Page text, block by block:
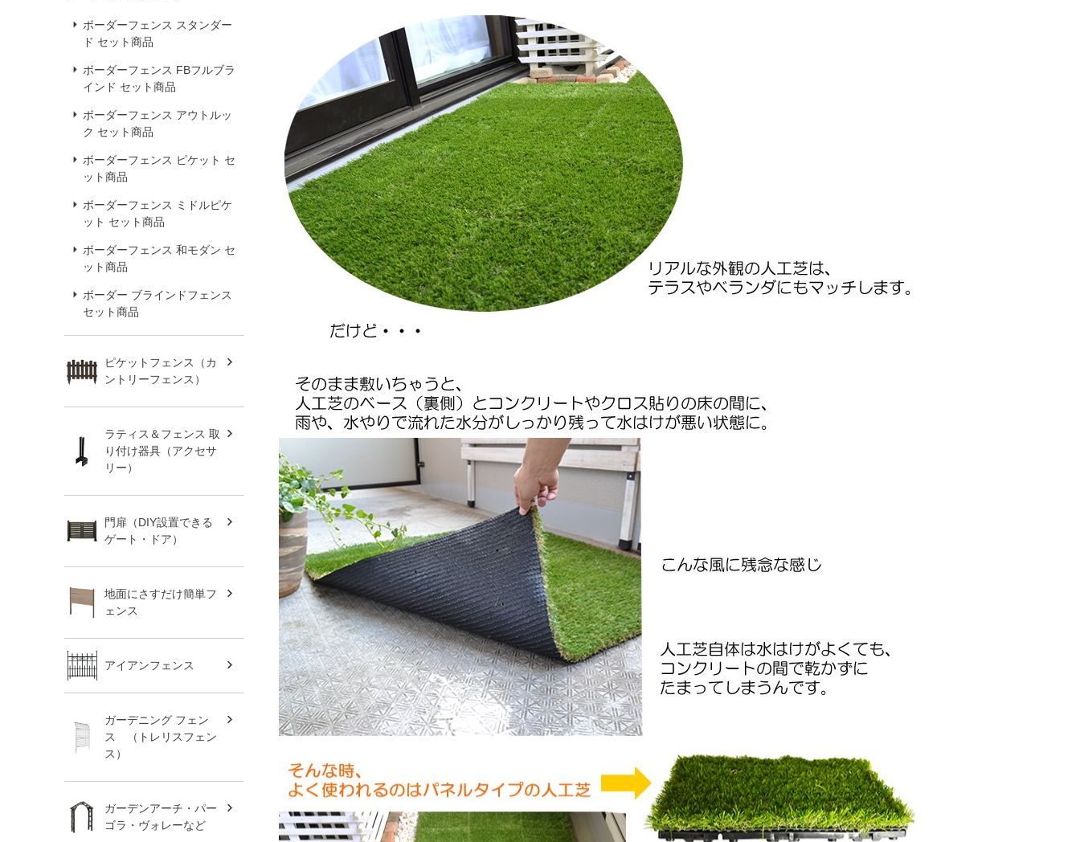
ボーダーフェンス スタンダー
ド セット商品
ボーダーフェンス FBフルブラ
インド セット商品
ボーダーフェンス アウトルッ
ク セット商品
ボーダーフェンス ピケット セ
ット商品
ボーダーフェンス ミドルピケ
ット セット商品
ボーダーフェンス 和モダン セ
ット商品
ボーダー ブラインドフェンス
セット商品
ピケットフェンス（カ
ントリーフェンス）
ラティス＆フェンス 取
り付け器具（アクセサ
リー）
門扉（DIY設置できる
ゲート・ドア）
地面にさすだけ簡単フ
ェンス
アイアンフェンス
ガーデニング フェン
ス （トレリスフェン
ス）
ガーデンアーチ・パー
ゴラ・ヴォレーなど